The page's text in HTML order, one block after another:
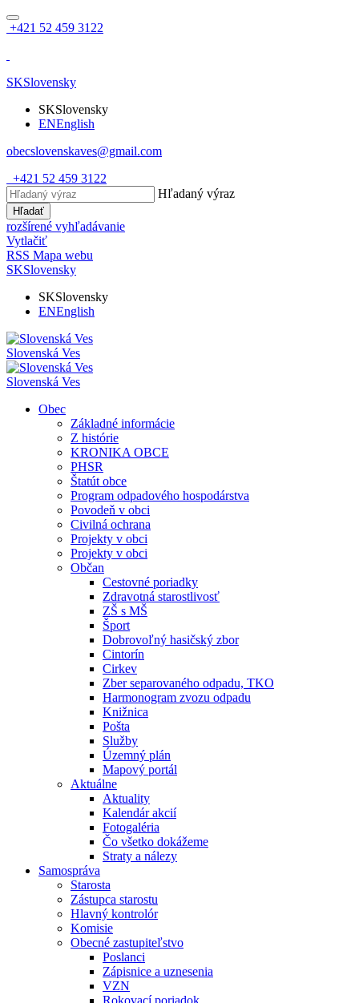
+421 52 459 3122
SKSlovensky
SKSlovensky
ENEnglish
obecslovenskaves@gmail.com
+421 52 459 3122
Hľadaný výraz
Hľadať
rozšírené vyhľadávanie
Vytlačiť
RSS Mapa webu
SKSlovensky
SKSlovensky
ENEnglish
Slovenská Ves
Slovenská Ves
Obec
Základné informácie
Z histórie
KRONIKA OBCE
PHSR
Štatút obce
Program odpadového hospodárstva
Povodeň v obci
Civilná ochrana
Projekty v obci
Projekty v obci
Občan
Cestovné poriadky
Zdravotná starostlivosť
ZŠ s MŠ
Šport
Dobrovoľný hasičský zbor
Cintorín
Cirkev
Zber separovaného odpadu, TKO
Harmonogram zvozu odpadu
Knižnica
Pošta
Služby
Územný plán
Mapový portál
Aktuálne
Aktuality
Kalendár akcií
Fotogaléria
Čo všetko dokážeme
Straty a nálezy
Samospráva
Starosta
Zástupca starostu
Hlavný kontrolór
Komisie
Obecné zastupiteľstvo
Poslanci
Zápisnice a uznesenia
VZN
Rokovací poriadok